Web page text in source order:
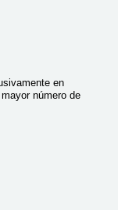
en
número de